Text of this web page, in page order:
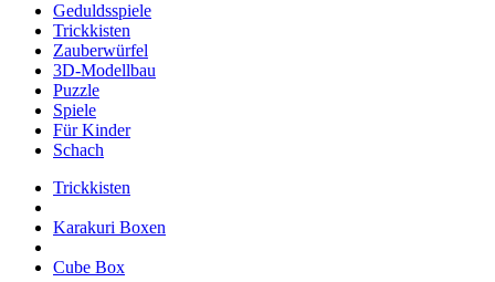
Geduldsspiele
Trickkisten
Zauberwürfel
3D-Modellbau
Puzzle
Spiele
Für Kinder
Schach
Trickkisten
Karakuri Boxen
Cube Box